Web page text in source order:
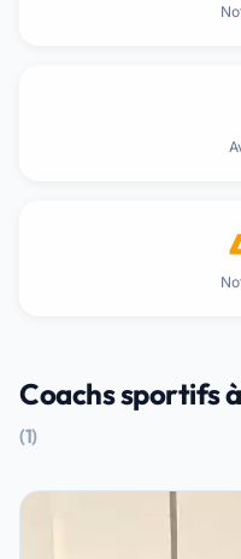
Coachs sportifs
(1)